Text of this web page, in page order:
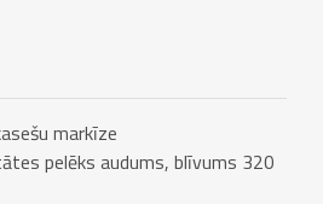
markīze
pelēks audums, blīvums 320